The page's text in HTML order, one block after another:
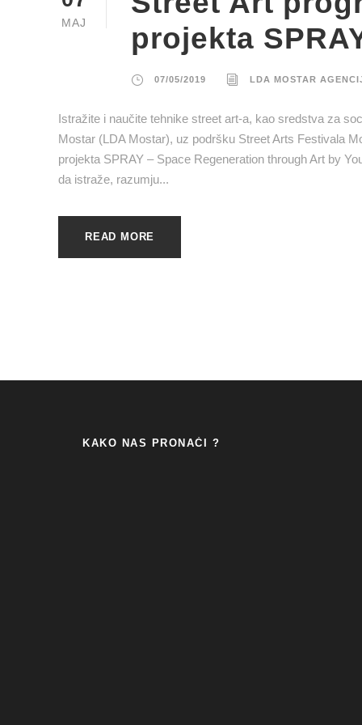
MAJ
projekta
07/05/2019 LDA MOSTAR
Istražite i naučite tehnike street art-a, kao sredstva za
Mostar (LDA Mostar), uz podršku Street Arts Festivala
projekta SPRAY – Space Regeneration through Art by
da istraže, razumju...
READ MORE
KAKO NAS PRONAĆI ?